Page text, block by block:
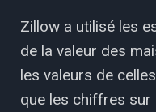
Zillow a utilisé les
de la valeur des
les valeurs de
que les chiffres sur